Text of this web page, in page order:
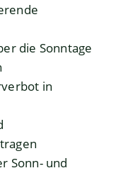
die Sonntage
in
Sonn- und